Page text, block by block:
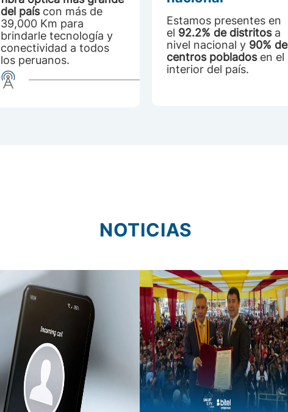
del país con más de
39,000 Km para
brindarle tecnología y
conectividad a todos
los peruanos.
Estamos presentes en
el 92.2% de distritosa
nivel nacional y 90% de
centros pobladosen el
interior del país.
NOTICIAS